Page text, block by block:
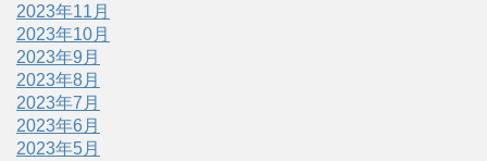
2023年11月
2023年10月
2023年9月
2023年8月
2023年7月
2023年6月
2023年5月